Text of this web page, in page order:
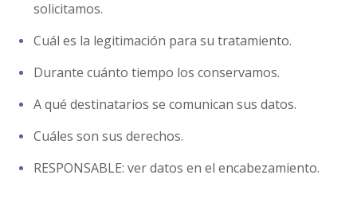
solicitamos.
Cuál es la legitimación para su tratamiento.
Durante cuánto tiempo los conservamos.
A qué destinatarios se comunican sus datos.
Cuáles son sus derechos.
RESPONSABLE: ver datos en el encabezamiento.